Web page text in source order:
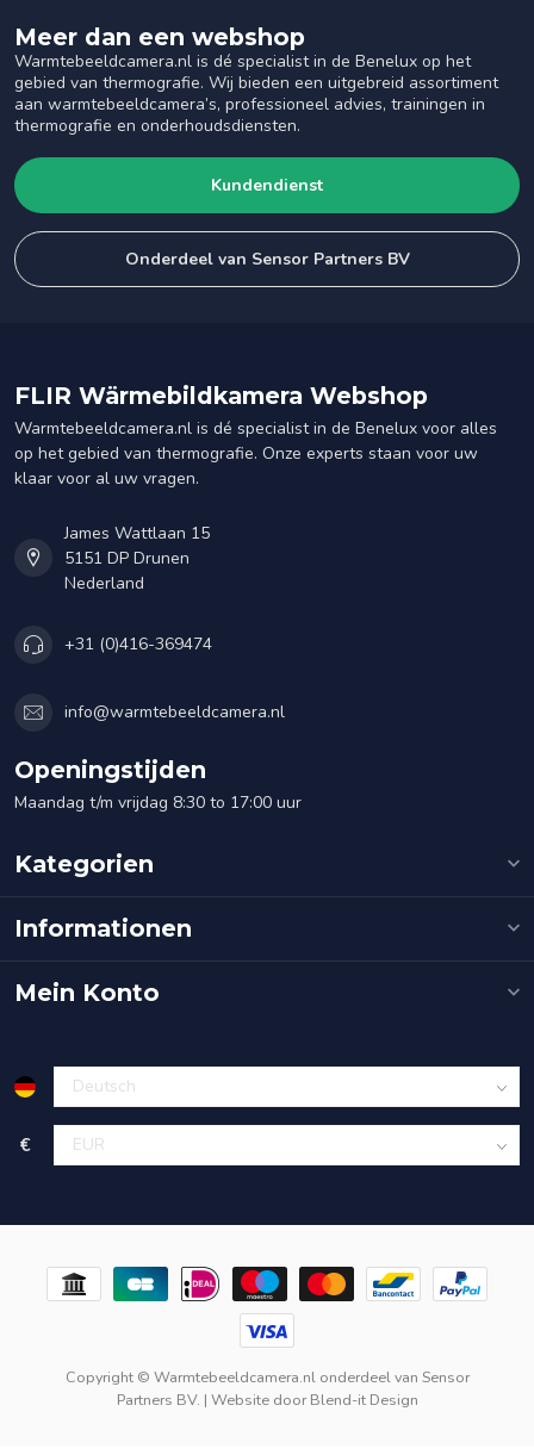
Meer dan een webshop
Warmtebeeldcamera.nl is dé specialist in de Benelux op het
gebied van thermografie. Wij bieden een uitgebreid assortiment
aan warmtebeeldcamera’s, professioneel advies, trainingen in
thermografie en onderhoudsdiensten.
Kundendienst
Onderdeel van Sensor Partners BV
FLIR Wärmebildkamera Webshop
Warmtebeeldcamera.nl is dé specialist in de Benelux voor alles
op het gebied van thermografie. Onze experts staan voor uw
klaar voor al uw vragen.
James Wattlaan 15
5151 DP Drunen
Nederland
+31 (0)416-369474
info@warmtebeeldcamera.nl
Openingstijden
Maandag t/m vrijdag 8:30 to 17:00 uur
Kategorien
Informationen
Mein Konto
€
Copyright © Warmtebeeldcamera.nl onderdeel van Sensor
Partners BV. | Website doorBlend-it Design